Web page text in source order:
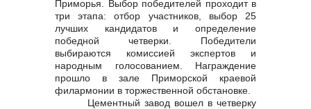
Приморья. Выбор победителей проходит в
три этапа: отбор участников, выбор 25
лучших кандидатов и определение
победной четверки. Победители
выбираются комиссией экспертов и
народным голосованием. Награждение
прошло в зале Приморской краевой
филармонии в торжественной обстановке.
Цементный завод вошел в четверку